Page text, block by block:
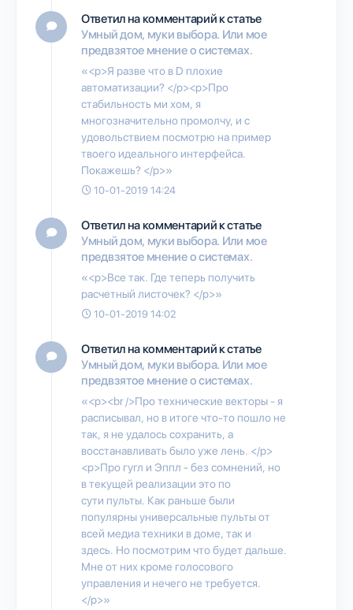
Ответил на комментарий к статье
Умный дом, муки выбора. Или мое
предвзятое мнение о системах.
«<p>Я разве что в D плохие
автоматизации? </p><p>Про
стабильность ми хом, я
многозначительно промолчу, и с
удовольствием посмотрю на пример
твоего идеального интерфейса.
Покажешь? </p>»
10-01-2019 14:24
Ответил на комментарий к статье
Умный дом, муки выбора. Или мое
предвзятое мнение о системах.
«<p>Все так. Где теперь получить
расчетный листочек? </p>»
10-01-2019 14:02
Ответил на комментарий к статье
Умный дом, муки выбора. Или мое
предвзятое мнение о системах.
«<p><br />Про технические векторы - я
расписывал, но в итоге что-то пошло не
так, я не удалось сохранить, а
восстанавливать было уже лень. </p>
<p>Про гугл и Эппл - без сомнений, но
в текущей реализации это по
сути пульты. Как раньше были
популярны универсальные пульты от
всей медиа техники в доме, так и
здесь. Но посмотрим что будет дальше.
Мне от них кроме голосового
управления и нечего не требуется.
</p>»